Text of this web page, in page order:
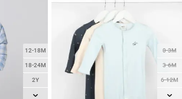
0-3M
3-6M
6-12M
12-18M
12-18M
18-24M
2Y
3Y